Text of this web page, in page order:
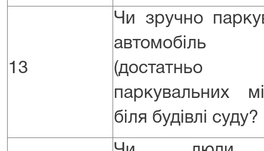
13
Чи зручно
автомобіль
(достатньо
паркувальних
біля будівлі суду?